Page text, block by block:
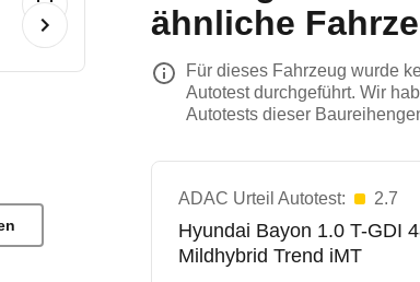
ähnliche
Für dieses Fahrzeug wurde
Autotest durchgeführt. Wir
Autotests dieser
ADAC Urteil Autotest: 2.7
Hyundai Bayon 1.0 T-GDI
Mildhybrid Trend iMT